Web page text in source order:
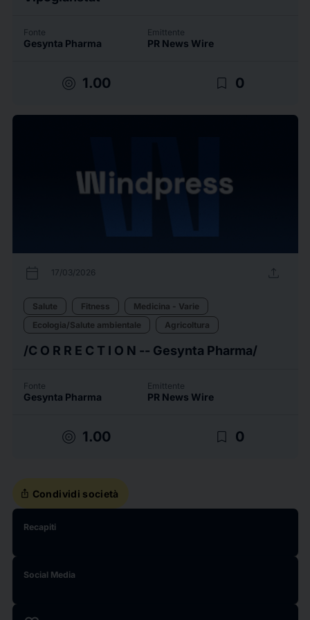
Fonte
Gesynta Pharma
Emittente
PR News Wire
target 1.00 bookmark_border 0
calendar_today 17/03/2026 upload
Salute Fitness
Medicina - Varie
Ecologia/Salute ambientale
Agricoltura
/C O R R E C T I O N -- Gesynta Pharma/
Fonte
Gesynta Pharma
Emittente
PR News Wire
target 1.00 bookmark_border 0
ios_share Condividi società
Recapiti
Social Media